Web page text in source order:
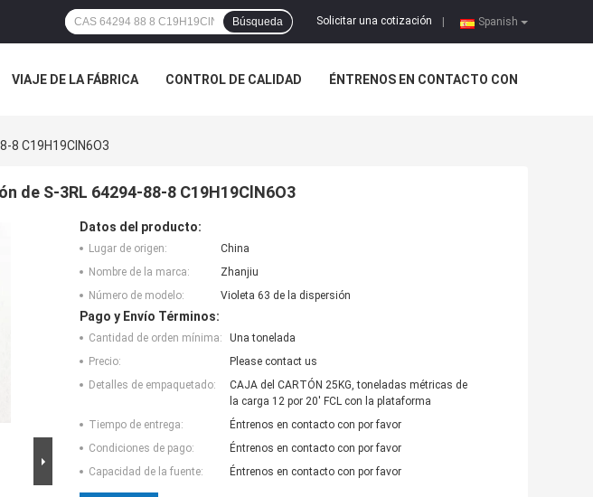
Spanish
Solicitar una cotización
Búsqueda
VIAJE DE LA FÁBRICA CONTROL DE CALIDAD ÉNTRENOS EN CONTACTO CON
8 C19H19ClN6O3
de S-3RL 64294-88-8 C19H19ClN6O3
Datos del producto:
Lugar de origen:
China
Nombre de la marca:
Zhanjiu
Número de modelo:
Violeta 63 de la dispersión
Pago y Envío Términos:
Cantidad de orden mínima:
Una tonelada
Precio:
Please contact us
Detalles de empaquetado:
CAJA del CARTÓN 25KG, toneladas métricas de
la carga 12 por 20' FCL con la plataforma
Tiempo de entrega:
Éntrenos en contacto con por favor
Condiciones de pago:
Éntrenos en contacto con por favor
Capacidad de la fuente:
Éntrenos en contacto con por favor